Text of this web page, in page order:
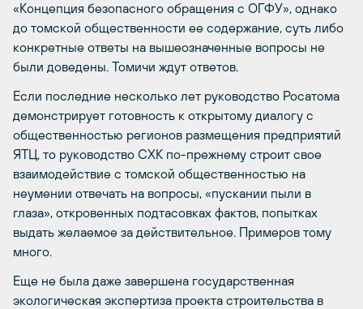
«Концепция безопасного обращения с ОГФУ», однако
до томской общественности ее содержание, суть либо
конкретные ответы на вышеозначенные вопросы не
были доведены. Томичи ждут ответов.
Если последние несколько лет руководство Росатома
демонстрирует готовность к открытому диалогу с
общественностью регионов размещения предприятий
ЯТЦ, то руководство СХК по-прежнему строит свое
взаимодействие с томской общественностью на
неумении отвечать на вопросы, «пускании пыли в
глаза», откровенных подтасовках фактов, попытках
выдать желаемое за действительное. Примеров тому
много.
Еще не была даже завершена государственная
экологическая экспертиза проекта строительства в